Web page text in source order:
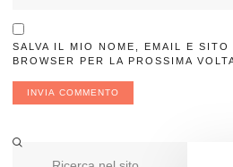
SALVA IL MIO NOME, EMAIL E SITO
BROWSER PER LA PROSSIMA